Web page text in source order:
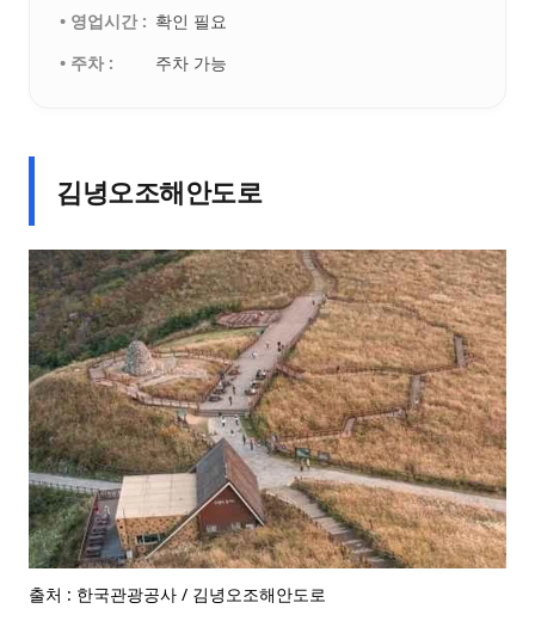
• 영업시간 : 확인 필요
• 주차 :
주차 가능
김녕오조해안도로
출처 : 한국관광공사 / 김녕오조해안도로